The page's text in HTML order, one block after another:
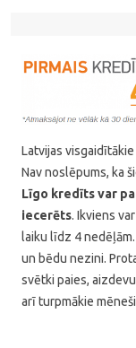
Latvijas
Nav noslēpums, ka
Līgo kredīts var
iecerēts. Ikviens
laiku līdz 4 nedēļām.
un bēdu nezini.
svētki paies,
arī turpmākie